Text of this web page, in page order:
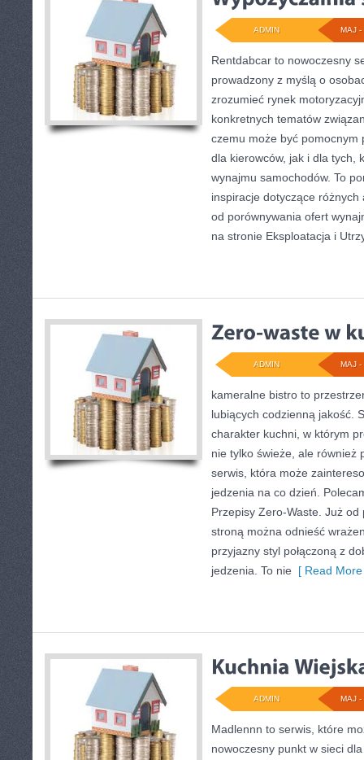
MAJ -
ADMIN
Rentdabcar to nowoczesny
prowadzony z myślą o
zrozumieć rynek
konkretnych tematów
czemu może być pomocnym
dla kierowców, jak i dla tych,
wynajmu samochodów. To
inspiracje dotyczące
od porównywania ofert
na stronie Eksploatacja i
MAJ -
ADMIN
kameralne bistro to
lubiących codzienną jakość.
charakter kuchni, w którym
nie tylko świeże, ale również
serwis, która może
jedzenia na co dzień.
Przepisy Zero-Waste. Już
stroną można odnieść
przyjazny styl połączoną z
jedzenia. To nie [ Read
MAJ -
ADMIN
Madlennn to serwis, które
nowoczesny punkt w sieci